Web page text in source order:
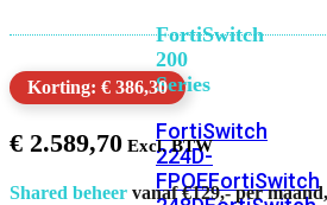
FortiSwitch
200
Series
FortiSwitch
224D-
FPOEFortiSwitch
Korting: € 386,30
€ 2.589,70
Shared beheer vanaf €129,- per